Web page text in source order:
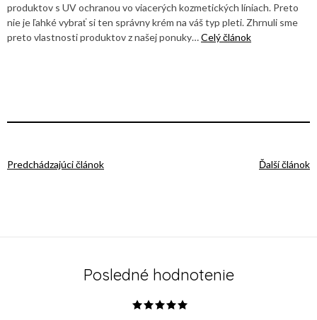
produktov s UV ochranou vo viacerých kozmetických líniach. Preto
nie je ľahké vybrať si ten správny krém na váš typ pleti. Zhrnuli sme
preto vlastnosti produktov z našej ponuky…Celý článok
Predchádzajúci článok Ďalší článok
Posledné hodnotenie